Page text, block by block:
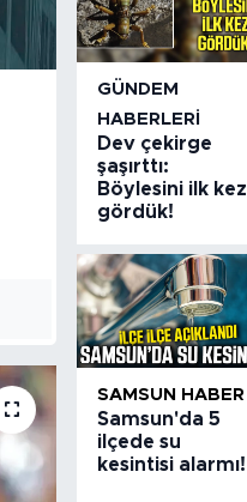
GÜNDEM
HABERLERI
Dev çekirge
şaşırttı:
Böylesini ilk kez
gördük!
SAMSUN HABER
Samsun'da 5
ilçede su
kesintisi alarmı!